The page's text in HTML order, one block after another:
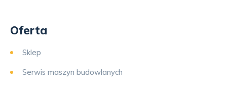
Oferta
Sklep
Serwis maszyn budowlanych